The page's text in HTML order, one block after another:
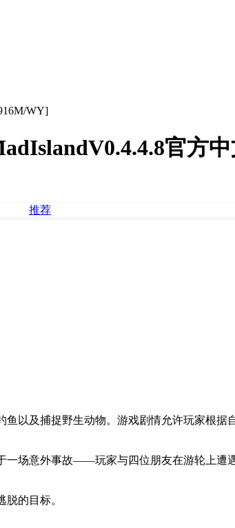
WY]
官方
以及捕捉野生动物。游戏剧情允许玩家根
场意外事故——玩家与四位朋友在游轮上遭
的目标。